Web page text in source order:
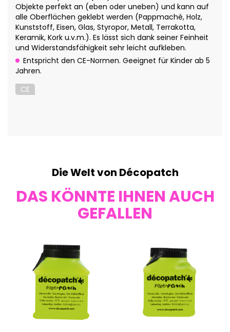
Objekte perfekt an (eben oder uneben) und kann auf
alle Oberflächen geklebt werden (Pappmaché, Holz,
Kunststoff, Eisen, Glas, Styropor, Metall, Terrakotta,
Keramik, Kork u.v.m.). Es lässt sich dank seiner Feinheit
und Widerstandsfähigkeit sehr leicht aufkleben.
Entspricht den CE-Normen. Geeignet für Kinder ab 5
Jahren.
CE
Die Welt von Décopatch
DAS KÖNNTE IHNEN AUCH
GEFALLEN